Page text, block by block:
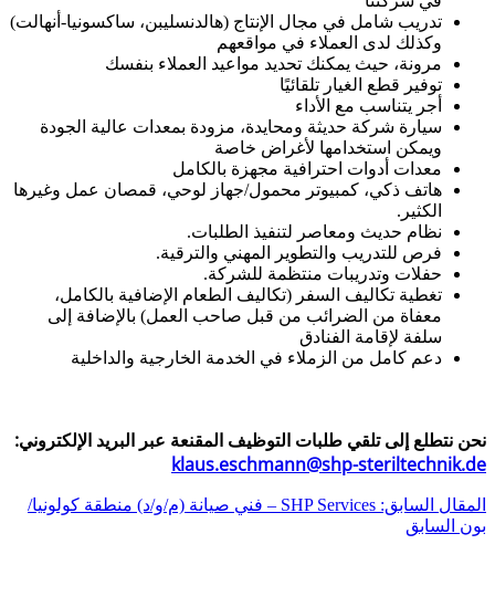
تدريب شامل في مجال الإنتاج (هالدنسليبن، ساكسونيا-أنهالت)
وكذلك لدى العملاء في مواقعهم
مرونة، حيث يمكنك تحديد مواعيد العملاء بنفسك
توفير قطع الغيار تلقائيًا
أجر يتناسب مع الأداء
سيارة شركة حديثة ومحايدة، مزودة بمعدات عالية الجودة
ويمكن استخدامها لأغراض خاصة
معدات أدوات احترافية مجهزة بالكامل
هاتف ذكي، كمبيوتر محمول/جهاز لوحي، قمصان عمل وغيرها
الكثير.
نظام حديث ومعاصر لتنفيذ الطلبات.
فرص للتدريب والتطوير المهني والترقية.
حفلات وتدريبات منتظمة للشركة.
تغطية تكاليف السفر (تكاليف الطعام الإضافية بالكامل،
معفاة من الضرائب من قبل صاحب العمل) بالإضافة إلى
سلفة لإقامة الفنادق
دعم كامل من الزملاء في الخدمة الخارجية والداخلية
نحن نتطلع إلى تلقي طلبات التوظيف المقنعة عبر البريد الإلكتروني:
klaus.eschmann@shp-steriltechnik.de
المقال السابق: SHP Services – فني صيانة (م/و/د) منطقة كولونيا/
بون السابق